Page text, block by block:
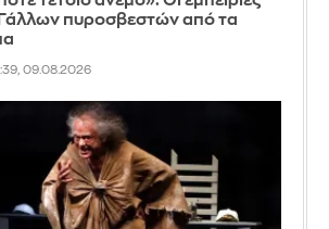
πυροσβεστών από τα
09.08.2026